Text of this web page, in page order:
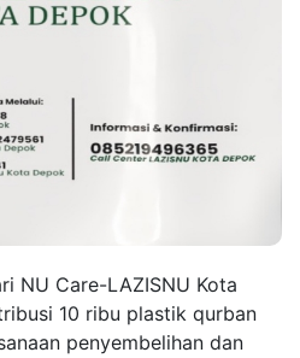
NU Care-LAZISNU Kota
10 ribu plastik qurban
penyembelihan dan